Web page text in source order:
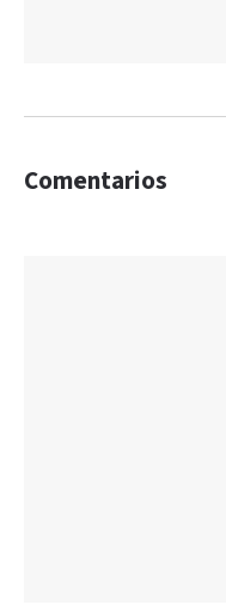
Comentarios